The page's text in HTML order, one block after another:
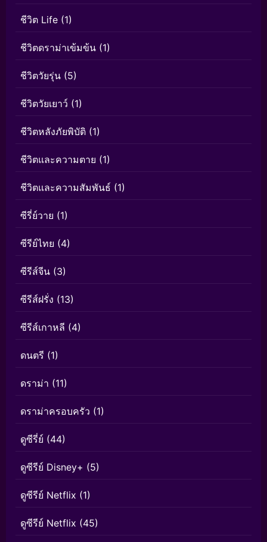
ชีวิต Life (1)
ชีวิตดราม่าเข้มข้น (1)
ชีวิตวัยรุ่น (5)
ชีวิตวัยเยาว์ (1)
ชีวิตหลังภัยพิบัติ (1)
ชีวิตและความตาย (1)
ชีวิตและความสัมพันธ์ (1)
ซีรี่ย์วาย (1)
ซีรีย์ไทย (4)
ซีรีส์จีน (3)
ซีรีส์ฝรั่ง (13)
ซีรีส์เกาหลี (4)
ดนตรี (1)
ดราม่า (11)
ดราม่าครอบครัว (1)
ดูซีรี่ย์ (44)
ดูซีรีย์ Disney+ (5)
ดูซีรีย์ Netflix (1)
ดูซีรีย์ Netflix (45)